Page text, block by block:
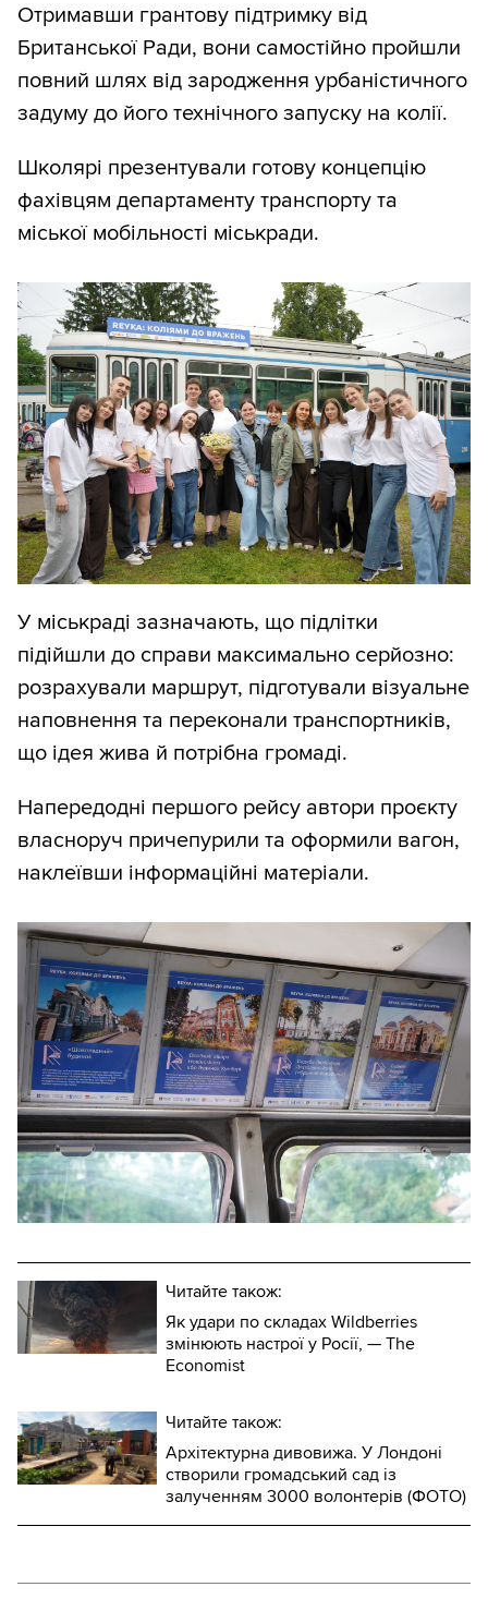
Отримавши грантову підтримку від
Британської Ради, вони самостійно пройшли
повний шлях від зародження урбаністичного
задуму до його технічного запуску на колії.
Школярі презентували готову концепцію
фахівцям департаменту транспорту та
міської мобільності міськради.
У міськраді зазначають, що підлітки
підійшли до справи максимально серйозно:
розрахували маршрут, підготували візуальне
наповнення та переконали транспортників,
що ідея жива й потрібна громаді.
Напередодні першого рейсу автори проєкту
власноруч причепурили та оформили вагон,
наклеївши інформаційні матеріали.
Читайте також:
Як удари по складах Wildberries
змінюють настрої у Росії, — The
Economist
Читайте також:
Архітектурна дивовижа. У Лондоні
створили громадський сад із
залученням 3000 волонтерів (ФОТО)